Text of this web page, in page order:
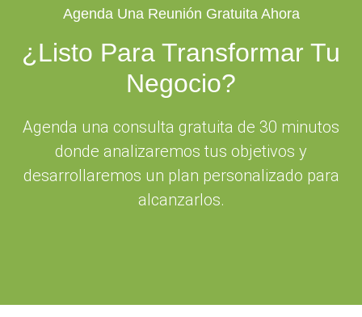
Agenda Una Reunión Gratuita Ahora
¿Listo Para Transformar Tu
Negocio?
Agenda una consulta gratuita de 30 minutos
donde analizaremos tus objetivos y
desarrollaremos un plan personalizado para
alcanzarlos.